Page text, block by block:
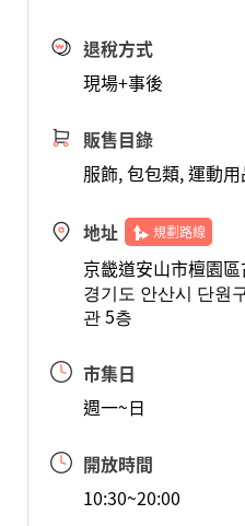
退稅方式
現場+事後
販售目錄
服飾, 包包類, 運動用
地址 規劃路線
京畿道安山市檀園
경기도 안산시 단원
관 5층
市集日
週一~日
開放時間
10:30~20:00